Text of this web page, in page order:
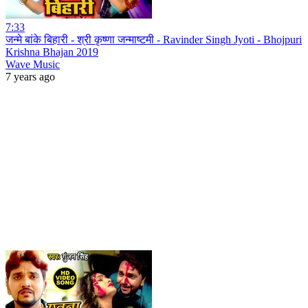
7:33
जन्मे बांके बिहारी - श्री कृष्णा जन्माष्टमी - Ravinder Singh Jyoti - Bhojpuri
Krishna Bhajan 2019
Wave Music
7 years ago